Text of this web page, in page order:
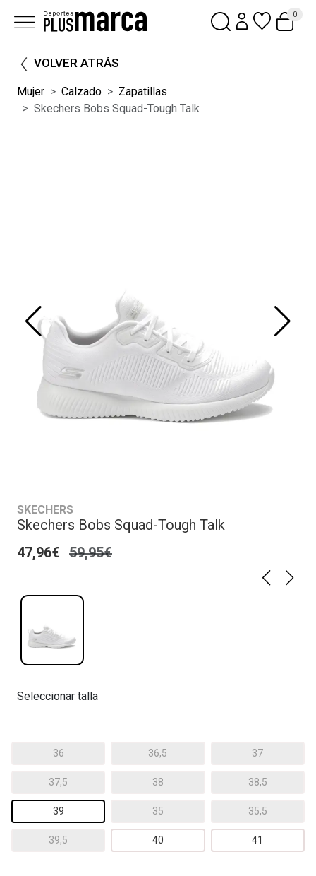
0
VOLVER ATRÁS
Mujer Calzado
Zapatillas
Skechers Bobs Squad-Tough Talk
SKECHERS
Skechers Bobs Squad-Tough Talk
47,96€ 59,95€
Seleccionar talla
36 36,5 37
37,5 38 38,5
39 35 35,5
39,5 40 41